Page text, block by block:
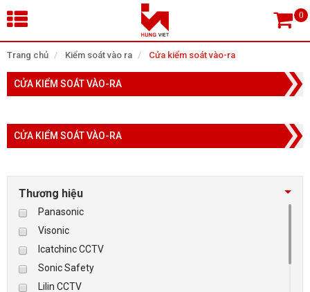
Trang chủ Kiểm soát vào ra Cửa kiểm soát vào-ra
CỬA KIỂM SOÁT VÀO-RA
CỬA KIỂM SOÁT VÀO-RA
Thương hiệu
Panasonic
Visonic
Icatchinc CCTV
Sonic Safety
Lilin CCTV
×
Tìm theo danh mục
TRANG CHỦ
CAMERA GIÁM SÁT